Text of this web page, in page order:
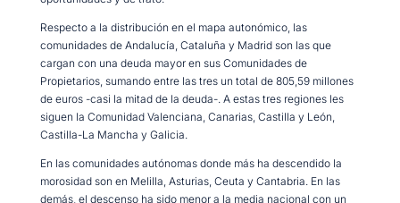
Respecto a la distribución en el mapa autonómico, las
comunidades de Andalucía, Cataluña y Madrid son las que
cargan con una deuda mayor en sus Comunidades de
Propietarios, sumando entre las tres un total de 805,59 millones
de euros -casi la mitad de la deuda-. A estas tres regiones les
siguen la Comunidad Valenciana, Canarias, Castilla y León,
Castilla-La Mancha y Galicia.
En las comunidades autónomas donde más ha descendido la
morosidad son en Melilla, Asturias, Ceuta y Cantabria. En las
demás, el descenso ha sido menor a la media nacional con un